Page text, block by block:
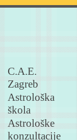
C.A.E.
Zagreb
Astrološka
škola
Astrološke
konzultacije